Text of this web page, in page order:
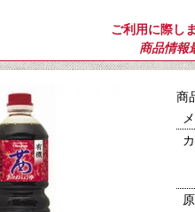
ご利用に際し
商品情報
商